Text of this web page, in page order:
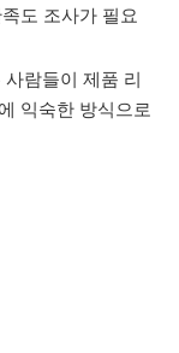
도 조사가 필요
람들이 제품 리
익숙한 방식으로